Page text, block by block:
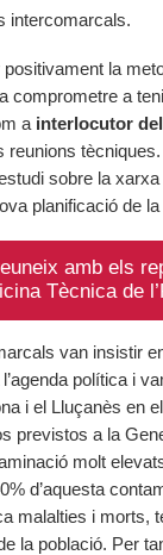
intercomarcals.
la
comprometre a
a interlocutor
reunions
sobre la
planificació de
amb els
Tècnica de
van insistir
política i
i el Lluçanès en
previstos a la
molt
d’aquesta
malalties i morts,
la població. Per